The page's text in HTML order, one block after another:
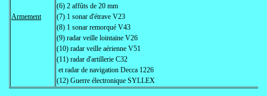
Armement
(6) 2 affûts de 20 mm
(7) 1 sonar d'étrave V23
(8) 1 sonar remorqué V43
(9) radar veille lointaine V26
(10) radar veille aérienne V51
(11) radar d'artillerie C32
et radar de navigation Decca 1226
(12) Guerre électronique SYLLEX